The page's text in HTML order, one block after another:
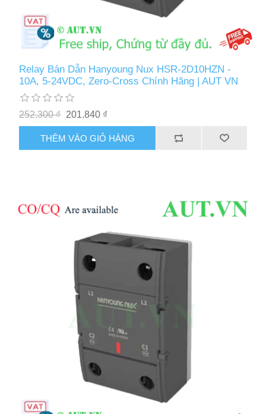
Relay Bán Dẫn Hanyoung Nux HSR-2D10HZN -
10A, 5-24VDC, Zero-Cross Chính Hãng | AUT VN
252.300 ₫ 201.840 ₫
THÊM VÀO GIỎ HÀNG